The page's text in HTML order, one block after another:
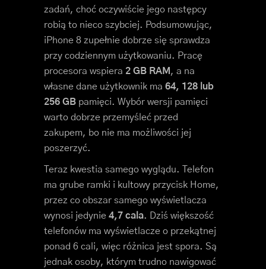
zadań, choć oczywiście jego następcy
robią to nieco szybciej. Podsumowując,
iPhone 8 zupełnie dobrze się sprawdza
przy codziennym użytkowaniu. Pracę
procesora wspiera 2 GB RAM , a na
własne dane użytkownik ma 64, 128 lub
256 GB pamięci. Wybór wersji pamięci
warto dobrze przemyśleć przed
zakupem, bo nie ma możliwości jej
poszerzyć.
Teraz kwestia samego wyglądu. Telefon
ma grube ramki i kultowy przycisk Home,
przez co obszar samego wyświetlacza
wynosi jedynie 4,7 cala. Dziś większość
telefonów ma wyświetlacze o przekątnej
ponad 6 cali, więc różnica jest spora. Są
jednak osoby, którym trudno nawigować